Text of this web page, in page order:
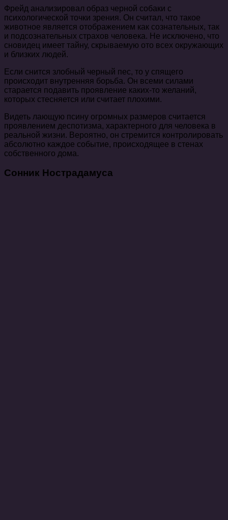
Фрейд анализировал образ черной собаки с
психологической точки зрения. Он считал, что такое
животное является отображением как сознательных, так
и подсознательных страхов человека. Не исключено, что
сновидец имеет тайну, скрываемую ото всех окружающих
и близких людей.
Если снится злобный черный пес, то у спящего
происходит внутренняя борьба. Он всеми силами
старается подавить проявление каких-то желаний,
которых стесняется или считает плохими.
Видеть лающую псину огромных размеров считается
проявлением деспотизма, характерного для человека в
реальной жизни. Вероятно, он стремится контролировать
абсолютно каждое событие, происходящее в стенах
собственного дома.
Сонник Нострадамуса